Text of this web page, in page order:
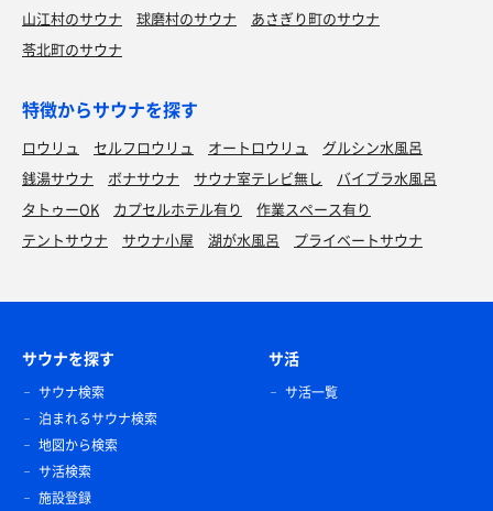
山江村のサウナ
球磨村のサウナ
あさぎり町のサウナ
苓北町のサウナ
特徴からサウナを探す
ロウリュ セルフロウリュ オートロウリュ
グルシン水風呂
銭湯サウナ
ボナサウナ サウナ室テレビ無し
バイブラ水風呂
タトゥーOK
カプセルホテル有り
作業スペース有り
テントサウナ
サウナ小屋 湖が水風呂 プライベートサウナ
サウナを探す
サウナ検索
泊まれるサウナ検索
地図から検索
サ活検索
施設登録
サ活
サ活一覧